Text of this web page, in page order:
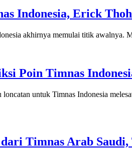
Indonesia, Erick
akhirnya memulai titik
Poin Timnas
untuk Timnas Indonesia
Timnas Arab